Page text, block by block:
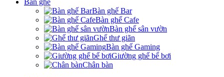
Bàn ghế
Bàn ghế Bar
Bàn ghế Cafe
Bàn ghế sân vườn
Ghế thư giãn
Bàn ghế Gaming
Giường ghế bể bơi
Chân bàn